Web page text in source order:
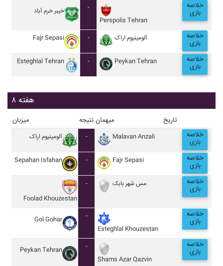
خيبر خرم آباد
-
Perspolis Tehran
خلاصه
بازی
Fajr Sepasi - آلومينيوم اراک خلاصه
بازی
Esteghlal Tehran - Peykan Tehran خلاصه
بازی
هفته ۸
میزبان نتیجه میهمان تاریخ
آلومينيوم اراک - Malavan Anzali خلاصه
بازی
Sepahan Isfahan - Fajr Sepasi خلاصه
بازی
Foolad Khouzestan
- مس شهر بابک خلاصه
بازی
Gol Gohar
-
Esteghlal Khouzestan
خلاصه
بازی
Peykan Tehran
-
Shams Azar Qazvin
خلاصه
بازی